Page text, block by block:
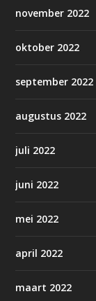
november 2022
oktober 2022
september 2022
augustus 2022
juli 2022
juni 2022
mei 2022
april 2022
maart 2022